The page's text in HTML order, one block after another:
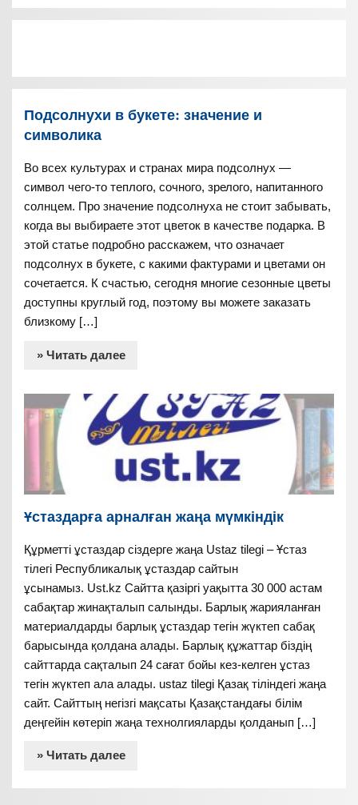
Подсолнухи в букете: значение и
символика
Во всех культурах и странах мира подсолнух —
символ чего-то теплого, сочного, зрелого, напитанного
солнцем. Про значение подсолнуха не стоит забывать,
когда вы выбираете этот цветок в качестве подарка. В
этой статье подробно расскажем, что означает
подсолнух в букете, с какими фактурами и цветами он
сочетается. К счастью, сегодня многие сезонные цветы
доступны круглый год, поэтому вы можете заказать
близкому […]
» Читать далее
Ұстаздарға арналған жаңа мүмкіндік
Құрметті ұстаздар сіздерге жаңа Ustaz tilegi – Ұстаз
тілегі Республикалық ұстаздар сайтын
ұсынамыз. Ust.kz Сайтта қазіргі уақытта 30 000 астам
сабақтар жинақталып салынды. Барлық жарияланған
материалдарды барлық ұстаздар тегін жүктеп сабақ
барысында қолдана алады. Барлық құжаттар біздің
сайттарда сақталып 24 сағат бойы кез-келген ұстаз
тегін жүктеп ала алады. ustaz tilegi Қазақ тіліндегі жаңа
сайт. Сайттың негізгі мақсаты Қазақстандағы білім
деңгейін көтеріп жаңа технолгияларды қолданып […]
» Читать далее